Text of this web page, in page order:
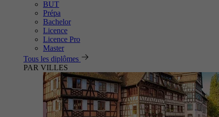
BUT
Prépa
Bachelor
Licence
Licence Pro
Master
Tous les diplômes
PAR VILLES